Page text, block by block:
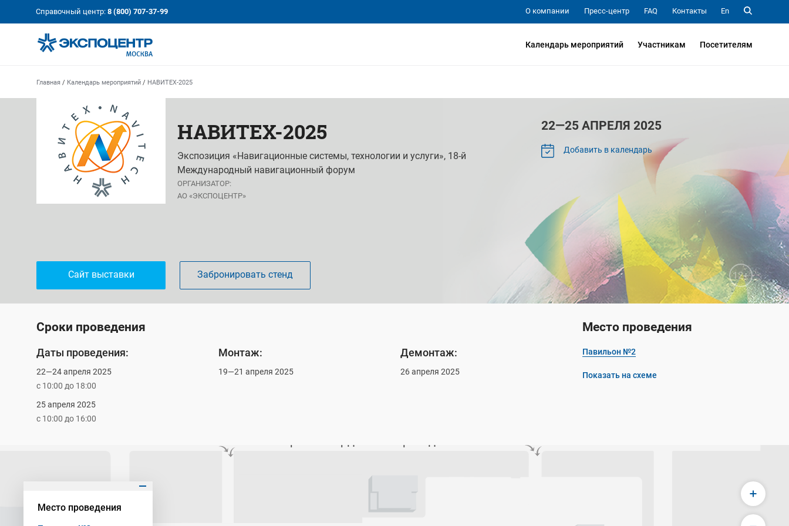
Shows:
a Key to Your Success
выставки вашего успеха
Справочный центр: 8 (800) 707-37-99 О компании Пресс-центр FAQ Контакты En
Календарь мероприятий Участникам Посетителям
Главная / Календарь мероприятий / НАВИТЕХ-2025
НАВИТЕХ-2025
Экспозиция «Навигационные системы, технологии и услуги», 18-й
Международный навигационный форум
ОРГАНИЗАТОР:
АО «ЭКСПОЦЕНТР»
22—25 АПРЕЛЯ 2025
Добавить в календарь
Сайт выставки Забронировать стенд 12+
Сроки проведения
Даты проведения:
22—24 апреля 2025
с 10:00 до 18:00
25 апреля 2025
с 10:00 до 16:00
Монтаж:
19—21 апреля 2025
Демонтаж:
26 апреля 2025
Место проведения
Павильон №2
Показать на схеме
Место проведения